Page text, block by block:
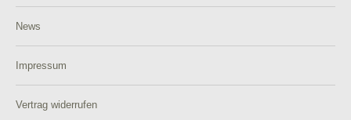
News
Impressum
Vertrag widerrufen